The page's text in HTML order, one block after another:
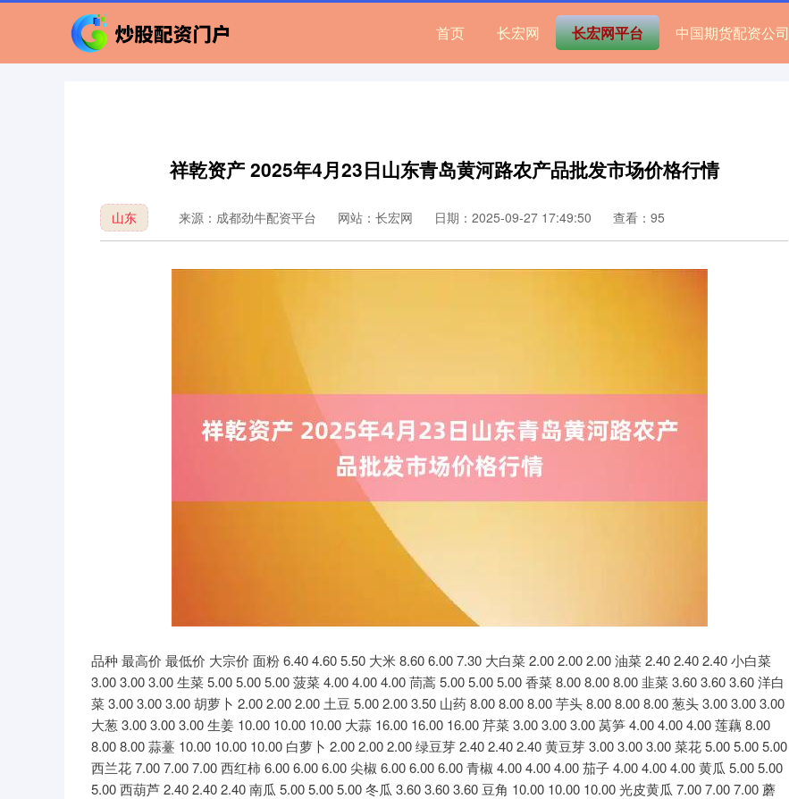
首页 长宏网 长宏网平台 中国期货配资公司
祥乾资产 2025年4月23日山东青岛黄河路农产品批发市场价格行情
山东 来源：成都劲牛配资平台 网站：长宏网 日期：2025-09-27 17:49:50 查看：95
品种 最高价 最低价 大宗价 面粉 6.40 4.60 5.50 大米 8.60 6.00 7.30 大白菜 2.00 2.00 2.00 油菜 2.40 2.40 2.40 小白菜
3.00 3.00 3.00 生菜 5.00 5.00 5.00 菠菜 4.00 4.00 4.00 茼蒿 5.00 5.00 5.00 香菜 8.00 8.00 8.00 韭菜 3.60 3.60 3.60 洋白
菜 3.00 3.00 3.00 胡萝卜 2.00 2.00 2.00 土豆 5.00 2.00 3.50 山药 8.00 8.00 8.00 芋头 8.00 8.00 8.00 葱头 3.00 3.00 3.00
大葱 3.00 3.00 3.00 生姜 10.00 10.00 10.00 大蒜 16.00 16.00 16.00 芹菜 3.00 3.00 3.00 莴笋 4.00 4.00 4.00 莲藕 8.00
8.00 8.00 蒜薹 10.00 10.00 10.00 白萝卜 2.00 2.00 2.00 绿豆芽 2.40 2.40 2.40 黄豆芽 3.00 3.00 3.00 菜花 5.00 5.00 5.00
西兰花 7.00 7.00 7.00 西红柿 6.00 6.00 6.00 尖椒 6.00 6.00 6.00 青椒 4.00 4.00 4.00 茄子 4.00 4.00 4.00 黄瓜 5.00 5.00
5.00 西葫芦 2.40 2.40 2.40 南瓜 5.00 5.00 5.00 冬瓜 3.60 3.60 3.60 豆角 10.00 10.00 10.00 光皮黄瓜 7.00 7.00 7.00 蘑